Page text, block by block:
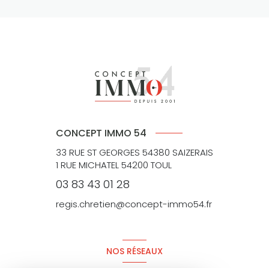
CONCEPT IMMO 54
33 RUE ST GEORGES 54380 SAIZERAIS
1 RUE MICHATEL 54200 TOUL
03 83 43 01 28
regis.chretien@concept-immo54.fr
NOS RÉSEAUX